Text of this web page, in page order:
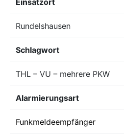
Einsatzort
Rundelshausen
Schlagwort
THL – VU – mehrere PKW
Alarmierungsart
Funkmeldeempfänger